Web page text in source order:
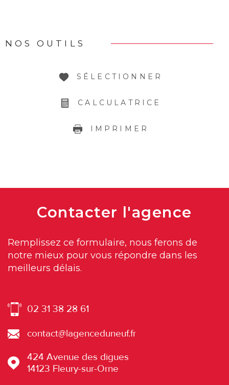
NOS OUTILS
SÉLECTIONNER
CALCULATRICE
IMPRIMER
Contacter l'agence
Remplissez ce formulaire, nous ferons de
notre mieux pour vous répondre dans les
meilleurs délais.
02 31 38 28 61
contact@lagenceduneuf.fr
424 Avenue des digues
14123
Fleury-sur-Orne